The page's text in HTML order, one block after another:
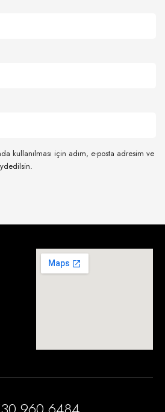
kullanılması için adım, e-posta adresim ve